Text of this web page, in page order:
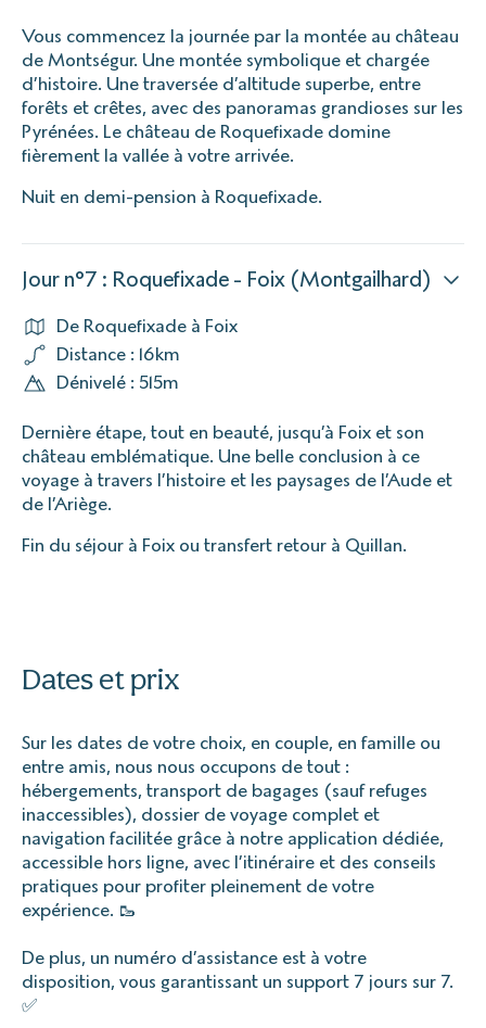
Vous commencez la journée par la montée au château
de Montségur. Une montée symbolique et chargée
d’histoire. Une traversée d’altitude superbe, entre
forêts et crêtes, avec des panoramas grandioses sur les
Pyrénées. Le château de Roquefixade domine
fièrement la vallée à votre arrivée.
Nuit en demi-pension à Roquefixade.
Jour n°7 : Roquefixade - Foix (Montgailhard)
De Roquefixade à Foix
Distance : 16km
Dénivelé : 515m
Dernière étape, tout en beauté, jusqu’à Foix et son
château emblématique. Une belle conclusion à ce
voyage à travers l’histoire et les paysages de l’Aude et
de l’Ariège.
Fin du séjour à Foix ou transfert retour à Quillan.
Dates et prix
Sur les dates de votre choix, en couple, en famille ou
entre amis, nous nous occupons de tout :
hébergements, transport de bagages (sauf refuges
inaccessibles), dossier de voyage complet et
navigation facilitée grâce à notre application dédiée,
accessible hors ligne, avec l’itinéraire et des conseils
pratiques pour profiter pleinement de votre
expérience. 🥾
De plus, un numéro d’assistance est à votre
disposition, vous garantissant un support 7 jours sur 7.
✅